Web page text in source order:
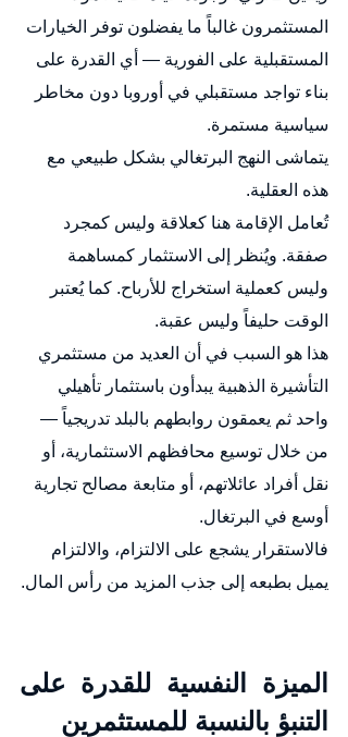
المستثمرون غالباً ما يفضلون توفر الخيارات
المستقبلية على الفورية — أي القدرة على
بناء تواجد مستقبلي في أوروبا دون مخاطر
سياسية مستمرة.
يتماشى النهج البرتغالي بشكل طبيعي مع
هذه العقلية.
تُعامل الإقامة هنا كعلاقة وليس كمجرد
صفقة. ويُنظر إلى الاستثمار كمساهمة
وليس كعملية استخراج للأرباح. كما يُعتبر
الوقت حليفاً وليس عقبة.
هذا هو السبب في أن العديد من مستثمري
التأشيرة الذهبية يبدأون باستثمار تأهيلي
واحد ثم يعمقون روابطهم بالبلد تدريجياً —
من خلال توسيع محافظهم الاستثمارية، أو
نقل أفراد عائلاتهم، أو متابعة مصالح تجارية
أوسع في البرتغال.
فالاستقرار يشجع على الالتزام، والالتزام
يميل بطبعه إلى جذب المزيد من رأس المال.
التنبؤ بالنسبة للمستثمرين